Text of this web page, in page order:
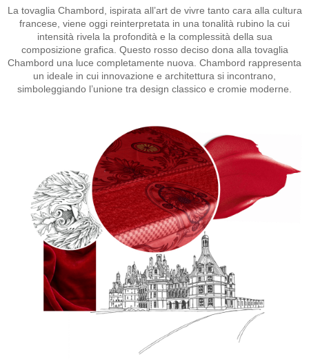
La tovaglia Chambord, ispirata all’art de vivre tanto cara alla cultura
francese, viene oggi reinterpretata in una tonalità rubino la cui
intensità rivela la profondità e la complessità della sua
composizione grafica. Questo rosso deciso dona alla tovaglia
Chambord una luce completamente nuova. Chambord rappresenta
un ideale in cui innovazione e architettura si incontrano,
simboleggiando l’unione tra design classico e cromie moderne.